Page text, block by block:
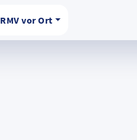
RMV vor Ort